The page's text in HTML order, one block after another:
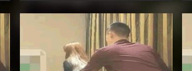
解。比如，在冲泡普洱茶时，会介绍其产地云南的
风土人情，以及普洱茶独特的发酵工艺和历史渊
源。而超市零食大多只是单纯的食品，虽然有些零
食也有一定的地域特色，但往往缺乏像品茶这样丰
富而系统的文化内涵。## 感官体验不同品茶是一
场全方位的感官盛宴。在品茶工作室，你可以看到
茶叶在水中...